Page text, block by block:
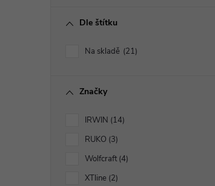
Dle štítku
Na skladě 21
Značky
IRWIN 14
RUKO 3
Wolfcraft 4
XTline 2